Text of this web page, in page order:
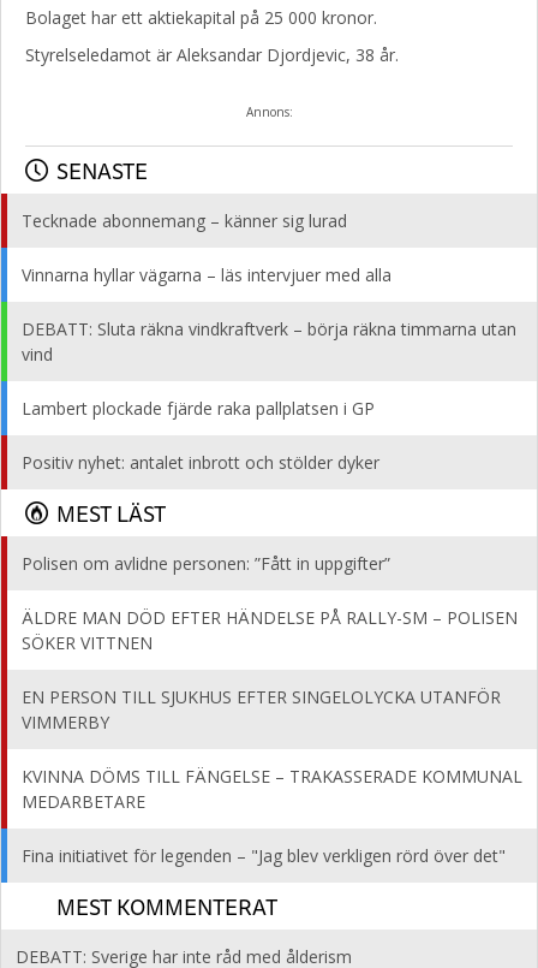
Bolaget har ett aktiekapital på 25 000 kronor.
Styrelseledamot är Aleksandar Djordjevic, 38 år.
Annons:
SENASTE
Tecknade abonnemang – känner sig lurad
Vinnarna hyllar vägarna – läs intervjuer med alla
DEBATT: Sluta räkna vindkraftverk – börja räkna timmarna utan
vind
Lambert plockade fjärde raka pallplatsen i GP
Positiv nyhet: antalet inbrott och stölder dyker
MEST LÄST
Polisen om avlidne personen: ”Fått in uppgifter”
ÄLDRE MAN DÖD EFTER HÄNDELSE PÅ RALLY-SM – POLISEN
SÖKER VITTNEN
EN PERSON TILL SJUKHUS EFTER SINGELOLYCKA UTANFÖR
VIMMERBY
KVINNA DÖMS TILL FÄNGELSE – TRAKASSERADE KOMMUNAL
MEDARBETARE
Fina initiativet för legenden – "Jag blev verkligen rörd över det"
MEST KOMMENTERAT
DEBATT: Sverige har inte råd med ålderism